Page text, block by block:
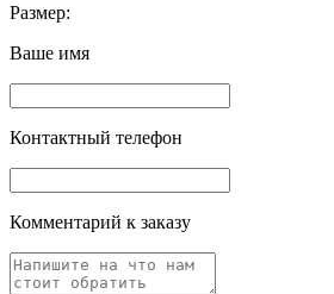
Размер:
Ваше имя
Контактный телефон
Комментарий к заказу